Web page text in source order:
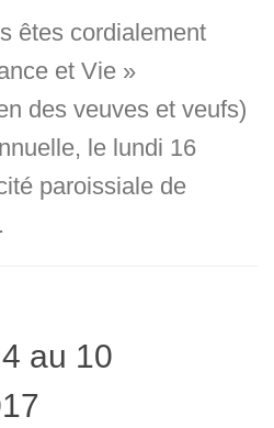
êtes cordialement
et Vie »
des veuves et veufs)
le lundi 16
paroissiale de
au 10